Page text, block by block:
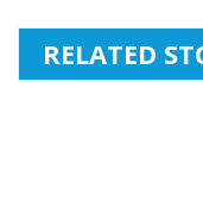
RELATED